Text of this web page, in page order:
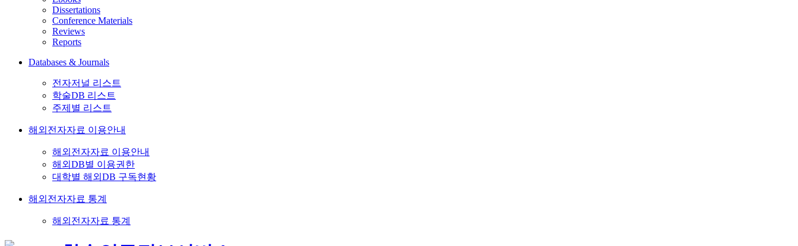
Dissertations
Conference Materials
Reviews
Reports
Databases & Journals
전자저널 리스트
학술DB 리스트
주제별 리스트
해외전자자료 이용안내
해외전자자료 이용안내
해외DB별 이용권한
대학별 해외DB 구독현황
해외전자자료 통계
해외전자자료 통계